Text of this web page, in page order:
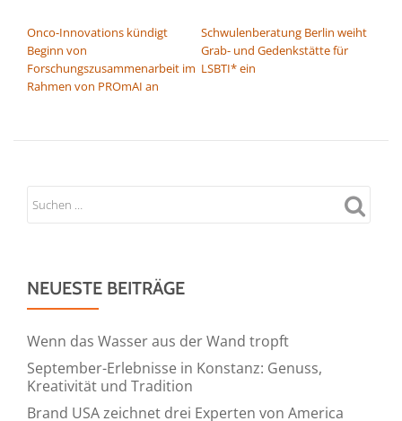
Onco-Innovations kündigt
Beginn von
Forschungszusammenarbeit im
Rahmen von PROmAI an
Schwulenberatung Berlin weiht
Grab- und Gedenkstätte für
LSBTI* ein
NEUESTE BEITRÄGE
Wenn das Wasser aus der Wand tropft
September-Erlebnisse in Konstanz: Genuss,
Kreativität und Tradition
Brand USA zeichnet drei Experten von America